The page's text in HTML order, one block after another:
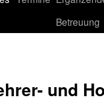
Betreuung
und